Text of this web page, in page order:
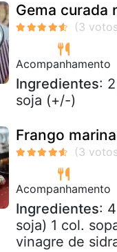
Gema curada
Acompanhamento
Ingredientes:
soja (+/-)
Frango
Acompanhamento
Ingredientes:
soja) 1 col.
vinagre de